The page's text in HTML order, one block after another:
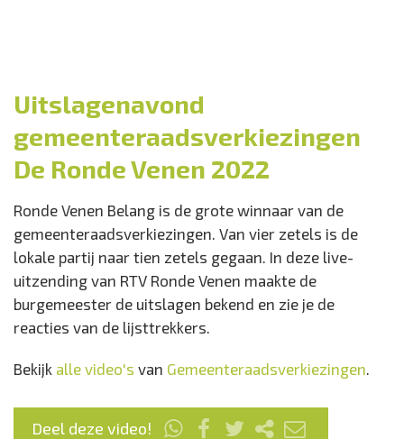
Uitslagenavond
gemeenteraadsverkiezingen
De Ronde Venen 2022
Ronde Venen Belang is de grote winnaar van de
gemeenteraadsverkiezingen. Van vier zetels is de
lokale partij naar tien zetels gegaan. In deze live-
uitzending van RTV Ronde Venen maakte de
burgemeester de uitslagen bekend en zie je de
reacties van de lijsttrekkers.
Bekijk alle video's van Gemeenteraadsverkiezingen.
Deel deze video!